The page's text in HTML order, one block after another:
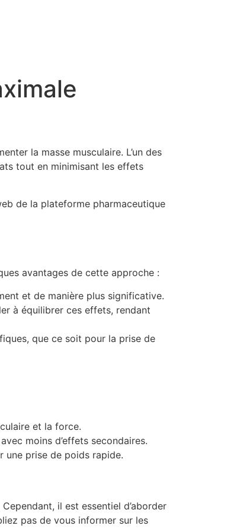
la masse musculaire. L’un des
tout en minimisant les effets
de la plateforme pharmaceutique
avantages de cette approche :
et de manière plus significative.
à équilibrer ces effets, rendant
que ce soit pour la prise de
et la force.
moins d’effets secondaires.
une prise de poids rapide.
il est essentiel d’aborder
pas de vous informer sur les